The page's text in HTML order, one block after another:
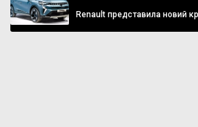
Renault представила новий